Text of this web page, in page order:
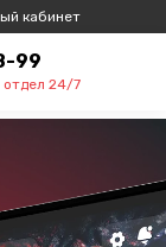
кабинет
99
отдел 24/7